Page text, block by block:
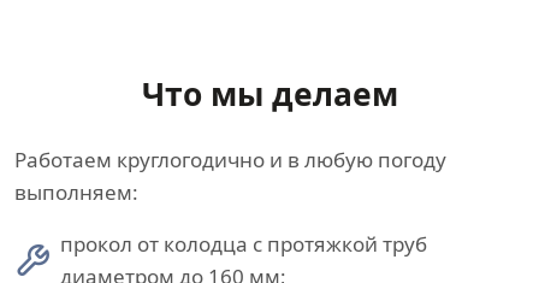
Что мы делаем
Работаем круглогодично и в любую погоду
выполняем:
прокол от колодца с протяжкой труб
диаметром до 160 мм;